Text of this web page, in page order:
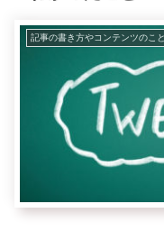
記事の書き方やコンテンツのこと